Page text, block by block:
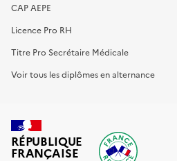
CAP AEPE
Licence Pro RH
Titre Pro Secrétaire Médicale
Voir tous les diplômes en alternance
RÉPUBLIQUE
FRANÇAISE